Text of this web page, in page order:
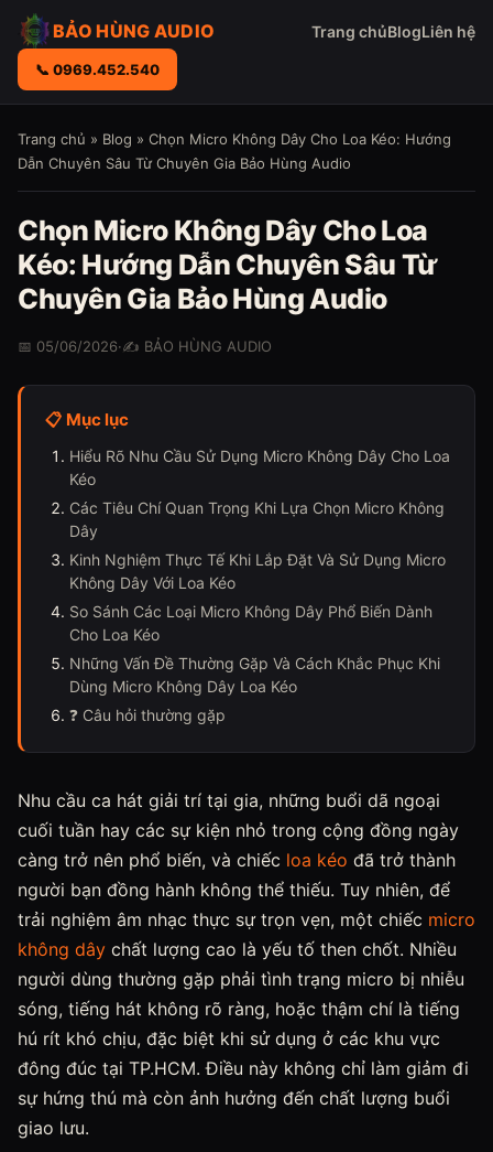
BẢO HÙNG AUDIO Trang chủBlogLiên hệ
📞 0969.452.540
Trang chủ » Blog » Chọn Micro Không Dây Cho Loa Kéo: Hướng
Dẫn Chuyên Sâu Từ Chuyên Gia Bảo Hùng Audio
Chọn Micro Không Dây Cho Loa
Kéo: Hướng Dẫn Chuyên Sâu Từ
Chuyên Gia Bảo Hùng Audio
📅 05/06/2026·✍️ BẢO HÙNG AUDIO
📋 Mục lục
Hiểu Rõ Nhu Cầu Sử Dụng Micro Không Dây Cho Loa
Kéo
Các Tiêu Chí Quan Trọng Khi Lựa Chọn Micro Không
Dây
Kinh Nghiệm Thực Tế Khi Lắp Đặt Và Sử Dụng Micro
Không Dây Với Loa Kéo
So Sánh Các Loại Micro Không Dây Phổ Biến Dành
Cho Loa Kéo
Những Vấn Đề Thường Gặp Và Cách Khắc Phục Khi
Dùng Micro Không Dây Loa Kéo
❓ Câu hỏi thường gặp
Nhu cầu ca hát giải trí tại gia, những buổi dã ngoại
cuối tuần hay các sự kiện nhỏ trong cộng đồng ngày
càng trở nên phổ biến, và chiếc loa kéo đã trở thành
người bạn đồng hành không thể thiếu. Tuy nhiên, để
trải nghiệm âm nhạc thực sự trọn vẹn, một chiếc micro
không dây chất lượng cao là yếu tố then chốt. Nhiều
người dùng thường gặp phải tình trạng micro bị nhiễu
sóng, tiếng hát không rõ ràng, hoặc thậm chí là tiếng
hú rít khó chịu, đặc biệt khi sử dụng ở các khu vực
đông đúc tại TP.HCM. Điều này không chỉ làm giảm đi
sự hứng thú mà còn ảnh hưởng đến chất lượng buổi
giao lưu.